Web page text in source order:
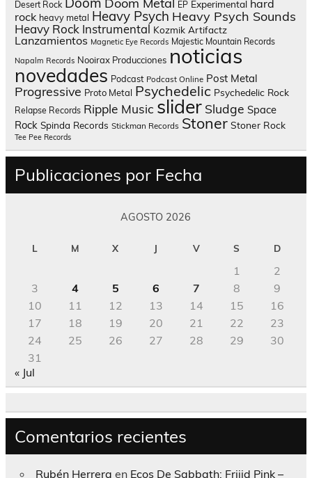
Desert Rock EP Experimental hard
rock heavy metal Heavy Psych Heavy Psych Sounds
Heavy Rock Instrumental Kozmik Artifactz
Lanzamientos Magnetic Eye Records Majestic Mountain Records
Napalm Records Nooirax Producciones noticias
novedades Podcast Podcast Online Post Metal
Progressive Proto Metal Psychedelic Psychedelic Rock
Relapse Records Ripple Music slider Sludge Space
Rock Spinda Records Stickman Records Stoner Stoner Rock
Tee Pee Records
Publicaciones por Fecha
AGOSTO 2026
L M X J V S D
1
2
3
4 5 6 7 8
9
10
11 12 13 14 15
16
17
18 19 20 21 22
23
24
25 26 27 28 29
30
31
« Jul
Comentarios recientes
Rubén Herrera en Ecos De Sabbath; Frijid Pink –